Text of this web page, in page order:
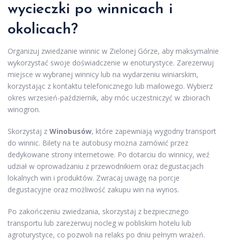
wycieczki po winnicach i
okolicach?
Organizuj zwiedzanie winnic w Zielonej Górze, aby maksymalnie
wykorzystać swoje doświadczenie w enoturystyce. Zarezerwuj
miejsce w wybranej winnicy lub na wydarzeniu winiarskim,
korzystając z kontaktu telefonicznego lub mailowego. Wybierz
okres wrzesień-październik, aby móc uczestniczyć w zbiorach
winogron.
Skorzystaj z Winobusów, które zapewniają wygodny transport
do winnic. Bilety na te autobusy można zamówić przez
dedykowane strony internetowe. Po dotarciu do winnicy, weź
udział w oprowadzaniu z przewodnikiem oraz degustacjach
lokalnych win i produktów. Zwracaj uwagę na porcje
degustacyjne oraz możliwość zakupu win na wynos.
Po zakończeniu zwiedzania, skorzystaj z bezpiecznego
transportu lub zarezerwuj nocleg w pobliskim hotelu lub
agroturystyce, co pozwoli na relaks po dniu pełnym wrażeń.